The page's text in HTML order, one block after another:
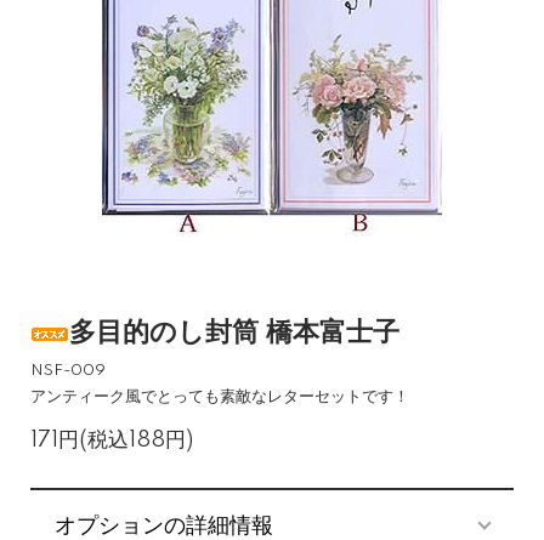
多目的のし封筒 橋本富士子
NSF-009
アンティーク風でとっても素敵なレターセットです！
171円(税込188円)
オプションの詳細情報